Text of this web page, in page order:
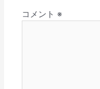
コメント ※